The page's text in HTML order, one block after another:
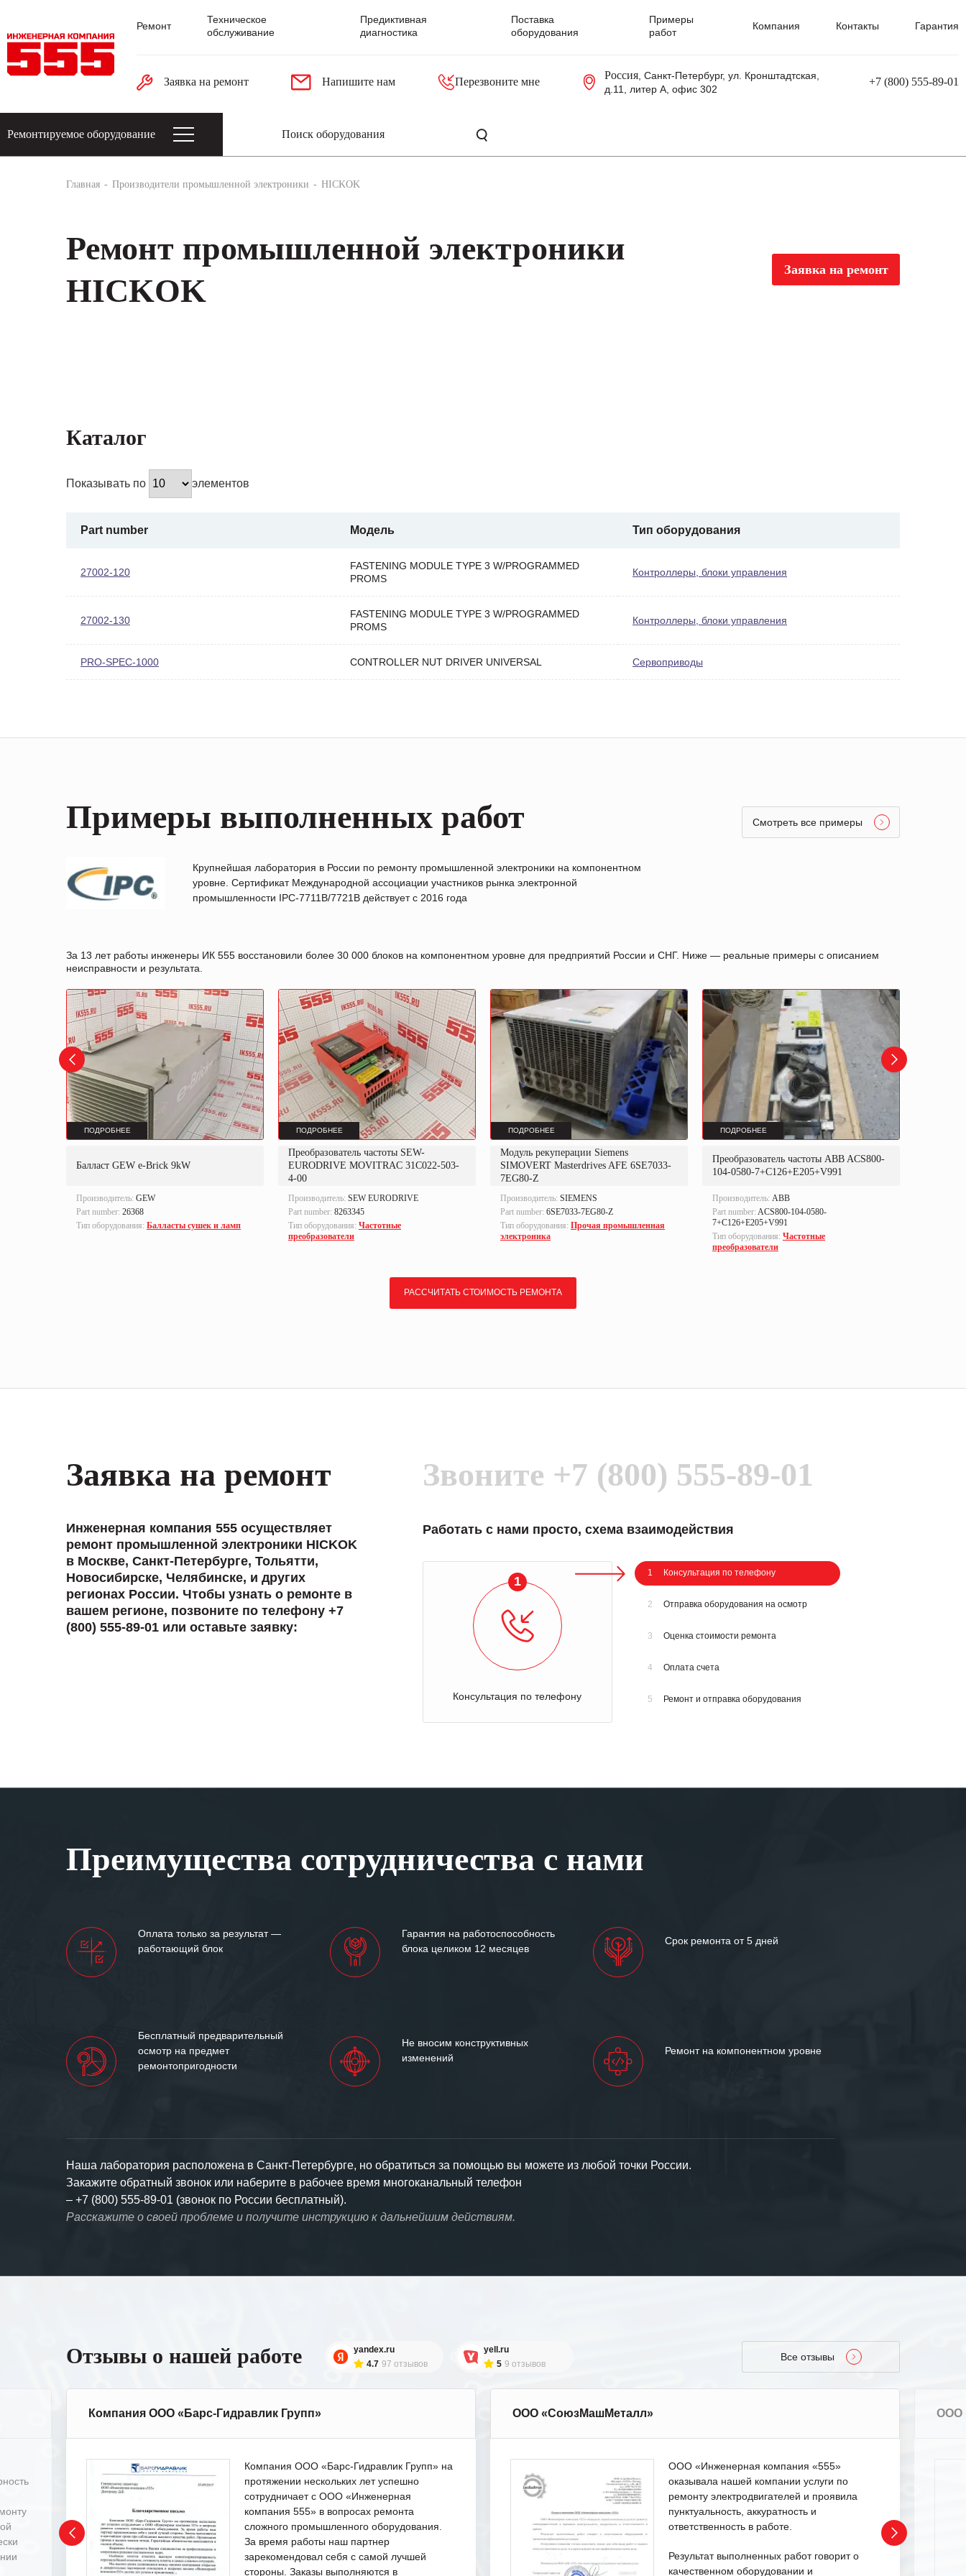
Ремонт
Техническое
обслуживание
Предиктивная
диагностика
Поставка
оборудования
Примеры
работ
Компания Контакты Гарантия
Заявка на ремонт Напишите нам Перезвоните мне
Россия, Санкт-Петербург, ул. Кронштадтская,
д.11, литер А, офис 302
+7 (800) 555-89-01
Ремонтируемое оборудование
Главная Производители промышленной электроники HICKOK
Ремонт промышленной электроники
HICKOK
Заявка на ремонт
Каталог
Показывать по элементов
Part number Модель Тип оборудования
27002-120
FASTENING MODULE TYPE 3 W/PROGRAMMED
PROMS
Контроллеры, блоки управления
27002-130
FASTENING MODULE TYPE 3 W/PROGRAMMED
PROMS
Контроллеры, блоки управления
PRO-SPEC-1000 CONTROLLER NUT DRIVER UNIVERSAL Сервоприводы
Примеры выполненных работ
Крупнейшая лаборатория в России по ремонту промышленной электроники на компонентном
уровне. Сертификат Международной ассоциации участников рынка электронной
промышленности IPC-7711B/7721B действует с 2016 года
Смотреть все примеры
За 13 лет работы инженеры ИК 555 восстановили более 30 000 блоков на компонентном уровне для предприятий России и СНГ. Ниже — реальные примеры с описанием
неисправности и результата.
ПОДРОБНЕЕ
Балласт GEW e-Brick 9kW
Производитель: GEW
Part number: 26368
Тип оборудования: Балласты сушек и ламп
ПОДРОБНЕЕ
Преобразователь частоты SEW-
EURODRIVE MOVITRAC 31C022-503-
4-00
Производитель: SEW EURODRIVE
Part number: 8263345
Тип оборудования: Частотные
преобразователи
ПОДРОБНЕЕ
Модуль рекуперации Siemens
SIMOVERT Masterdrives AFE 6SE7033-
7EG80-Z
Производитель: SIEMENS
Part number: 6SE7033-7EG80-Z
Тип оборудования: Прочая промышленная
электроника
ПОДРОБНЕЕ
Преобразователь частоты ABB ACS800-
104-0580-7+C126+E205+V991
Производитель: ABB
Part number: ACS800-104-0580-
7+C126+E205+V991
Тип оборудования: Частотные
преобразователи
РАССЧИТАТЬ СТОИМОСТЬ РЕМОНТА
Заявка на ремонт
Инженерная компания 555 осуществляет
ремонт промышленной электроники HICKOK
в Москве, Санкт-Петербурге, Тольятти,
Новосибирске, Челябинске, и других
регионах России. Чтобы узнать о ремонте в
вашем регионе, позвоните по телефону +7
(800) 555-89-01 или оставьте заявку:
Звоните +7 (800) 555-89-01
Работать с нами просто, схема взаимодействия
1
Консультация по телефону
1 Консультация по телефону
2 Отправка оборудования на осмотр
3 Оценка стоимости ремонта
4 Оплата счета
5 Ремонт и отправка оборудования
Преимущества сотрудничества с нами
Оплата только за результат —
работающий блок
Гарантия на работоспособность
блока целиком 12 месяцев
Срок ремонта от 5 дней
Бесплатный предварительный
осмотр на предмет
ремонтопригодности
Не вносим конструктивных
изменений
Ремонт на компонентном уровне
Наша лаборатория расположена в Санкт-Петербурге, но обратиться за помощью вы можете из любой точки России.
Закажите обратный звонок или наберите в рабочее время многоканальный телефон
– +7 (800) 555-89-01 (звонок по России бесплатный).
Расскажите о своей проблеме и получите инструкцию к дальнейшим действиям.
Отзывы о нашей работе
yandex.ru
4.7 97 отзывов
yell.ru
5 9 отзывов
Все отзывы
Компания ООО «Барс-Гидравлик Групп»
Компания ООО «Барс-Гидравлик Групп» на
протяжении нескольких лет успешно
сотрудничает с ООО «Инженерная
компания 555» в вопросах ремонта
сложного промышленного оборудования.
За время работы наш партнер
зарекомендовал себя с самой лучшей
стороны. Заказы выполняются в
ООО «СоюзМашМеталл»
ООО «Инженерная компания «555»
оказывала нашей компании услуги по
ремонту электродвигателей и проявила
пунктуальность, аккуратность и
ответственность в работе.
Результат выполненных работ говорит о
качественном оборудовании и
ООО